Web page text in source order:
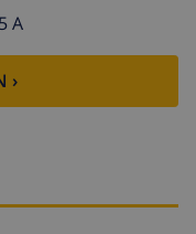
Es hat einen
einer großen
liegt in
von einem
rustikalen Stadt
A
›